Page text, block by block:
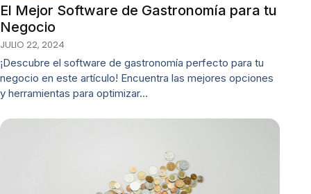
El Mejor Software de Gastronomía para tu
Negocio
JULIO 22, 2024
¡Descubre el software de gastronomía perfecto para tu
negocio en este artículo! Encuentra las mejores opciones
y herramientas para optimizar…